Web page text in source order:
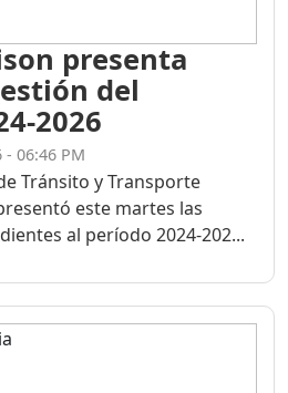
presenta
del
2026
06:46 PM
Tránsito y Transporte
este martes las
al período 2024-202...